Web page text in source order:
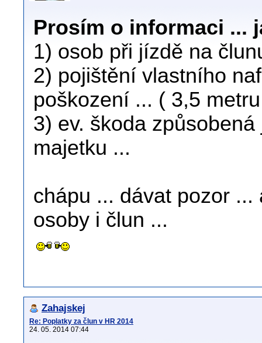
Prosím o informaci ...
1) osob při jízdě na
2) pojištění vlastního
poškození ... ( 3,5
3) ev. škoda
majetku ...
chápu ... dávat pozor
osoby i člun ...
Zahajskej
Re: Poplatky za člun v HR 2014
24. 05. 2014 07:44